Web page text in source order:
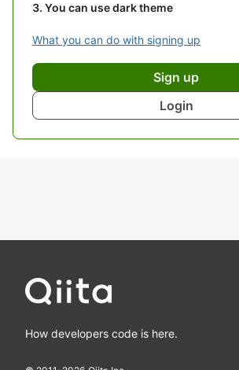
You can use dark theme
What you can do with signing up
Sign up
Login
How developers code is here.